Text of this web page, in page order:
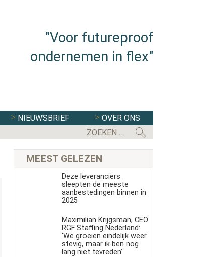
"Voor futureproof
ondernemen in flex"
NIEUWSBRIEF
OVER ONS
MEEST GELEZEN
Deze leveranciers
sleepten de meeste
aanbestedingen binnen in
2025
Maximilian Krijgsman, CEO
RGF Staffing Nederland:
‘We groeien eindelijk weer
stevig, maar ik ben nog
lang niet tevreden’